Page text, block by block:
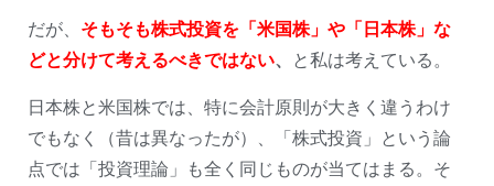
だが、 そもそも株式投資を「米国株」や「日本株」な
どと分けて考えるべきではない、 と私は考えている。
日本株と米国株では、特に会計原則が大きく違うわけ
でもなく（昔は異なったが）、「株式投資」という論
点では「投資理論」も全く同じものが当てはまる。そ